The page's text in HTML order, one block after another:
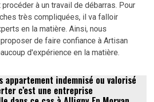
procéder à un travail de débarras. Pour
très compliquées, il va falloir
en la matière. Ainsi, nous
de faire confiance à Artisan
d'expérience en la matière.
appartement indemnisé ou valorisé
c’est une entreprise